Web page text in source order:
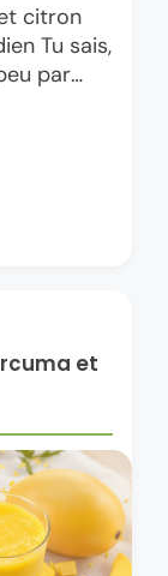
citron
Tu sais,
par
et